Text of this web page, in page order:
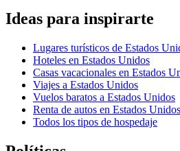
Ideas para inspirarte
Lugares turísticos de Estados
Hoteles en Estados Unidos
Casas vacacionales en Estados
Viajes a Estados Unidos
Vuelos baratos a Estados Unidos
Renta de autos en Estados Unidos
Todos los tipos de hospedaje